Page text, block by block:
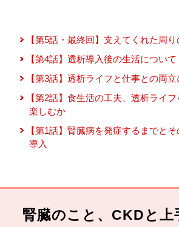
【第5話・最終回】支えてくれた周
【第4話】透析導入後の生活について
【第3話】透析ライフと仕事との両
【第2話】食生活の工夫、透析ライ
楽しむか
【第1話】腎臓病を発症するまでと
導入
腎臓のこと、CKDと上